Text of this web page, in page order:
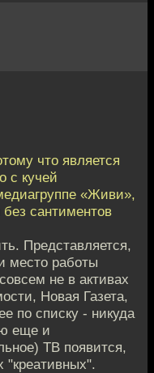
что является
с кучей
«Живи»,
сантиментов
Представляется,
место работы
не в активах
Новая Газета,
по списку - никуда
еще и
ТВ появится,
"креативных".